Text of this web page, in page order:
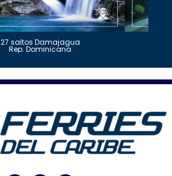
27 saltos Damajagua
Rep. Dominicana